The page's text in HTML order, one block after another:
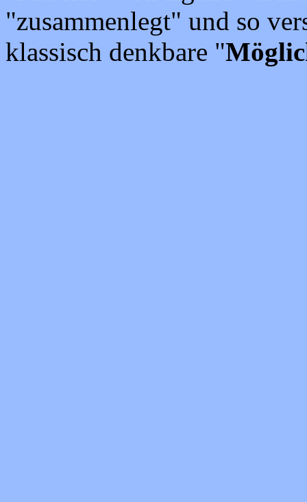
"zusammenlegt" und so
klassisch denkbare "